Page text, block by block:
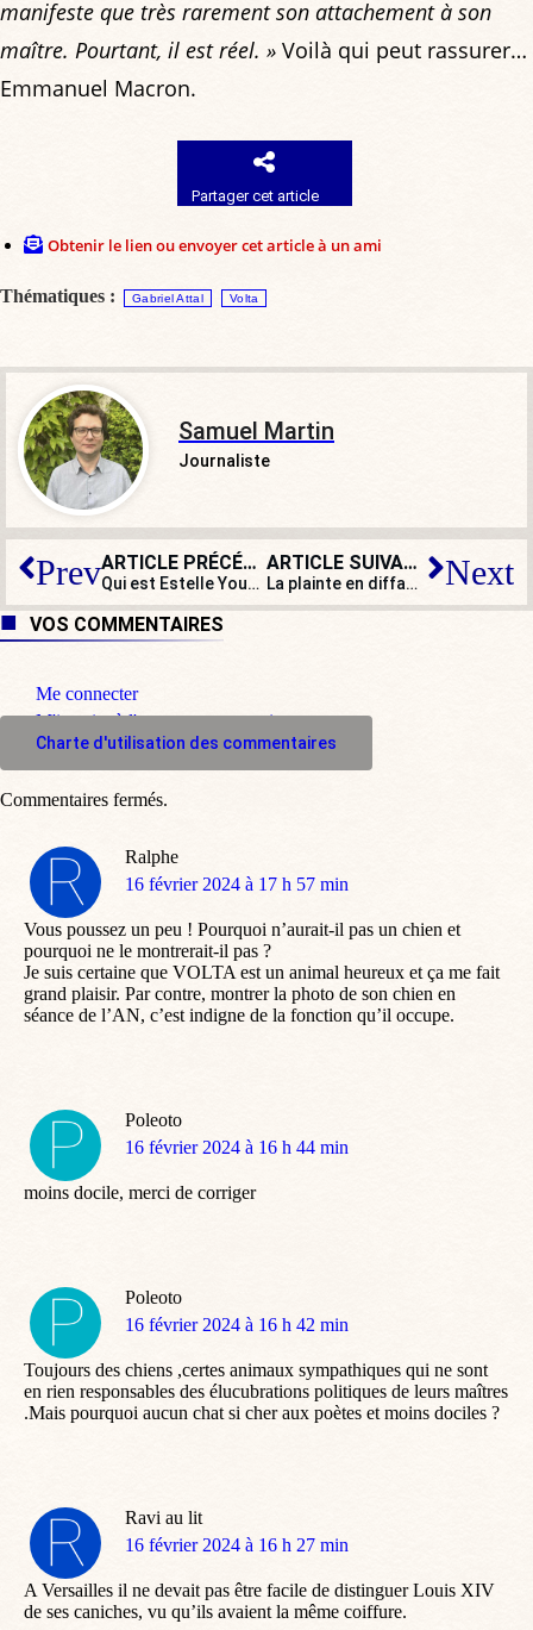
manifeste que très rarement son attachement à son
maître. Pourtant, il est réel. » Voilà qui peut rassurer…
Emmanuel Macron.
Partager cet article
Obtenir le lien ou envoyer cet article à un ami
Thématiques : Gabriel Attal Volta
Samuel Martin
Journaliste
Prev ARTICLE PRÉCÉDENT
Qui est Estelle Youssouffa, la nouvelle star des réseaux patriotes ?
ARTICLE SUIVANT
La plainte en diffamation de Benzema contre Darmanin classée sans suite Next
VOS COMMENTAIRES
Me connecter
M'inscrire à l'espace commentaire
Charte d'utilisation des commentaires
Ralphe
dit
16 février 2024 à 17 h 57 min
Vous poussez un peu ! Pourquoi n’aurait-il pas un chien et
pourquoi ne le montrerait-il pas ?
Je suis certaine que VOLTA est un animal heureux et ça me fait
grand plaisir. Par contre, montrer la photo de son chien en
séance de l’AN, c’est indigne de la fonction qu’il occupe.
Poleoto
dit
16 février 2024 à 16 h 44 min
moins docile, merci de corriger
Poleoto
dit
16 février 2024 à 16 h 42 min
Toujours des chiens ,certes animaux sympathiques qui ne sont
en rien responsables des élucubrations politiques de leurs maîtres
.Mais pourquoi aucun chat si cher aux poètes et moins dociles ?
Ravi au lit
dit
16 février 2024 à 16 h 27 min
A Versailles il ne devait pas être facile de distinguer Louis XIV
de ses caniches, vu qu’ils avaient la même coiffure.
Commentaires fermés.